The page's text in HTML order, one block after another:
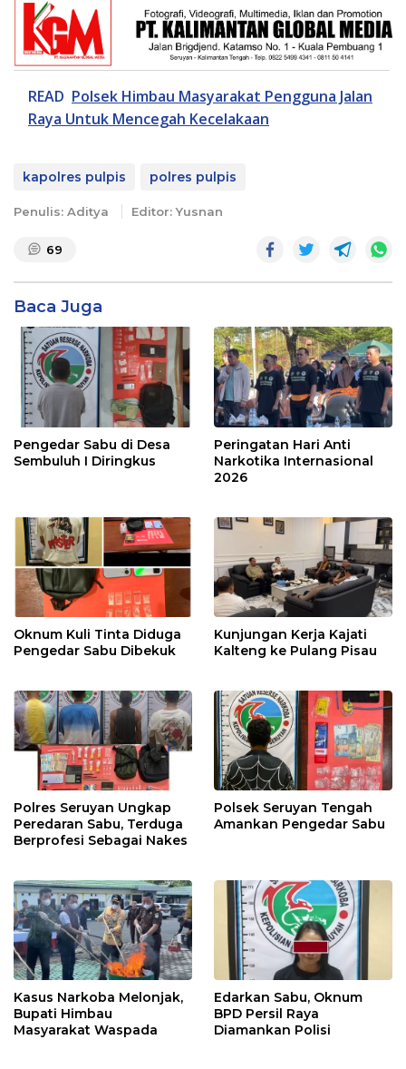
READ Polsek Himbau Masyarakat Pengguna Jalan
Raya Untuk Mencegah Kecelakaan
kapolres pulpis polres pulpis
Penulis: Aditya Editor: Yusnan
69
Baca Juga
Pengedar Sabu di Desa
Sembuluh I Diringkus
Peringatan Hari Anti
Narkotika Internasional
2026
Oknum Kuli Tinta Diduga
Pengedar Sabu Dibekuk
Kunjungan Kerja Kajati
Kalteng ke Pulang Pisau
Polres Seruyan Ungkap
Peredaran Sabu, Terduga
Berprofesi Sebagai Nakes
Polsek Seruyan Tengah
Amankan Pengedar Sabu
Kasus Narkoba Melonjak,
Bupati Himbau
Masyarakat Waspada
Edarkan Sabu, Oknum
BPD Persil Raya
Diamankan Polisi